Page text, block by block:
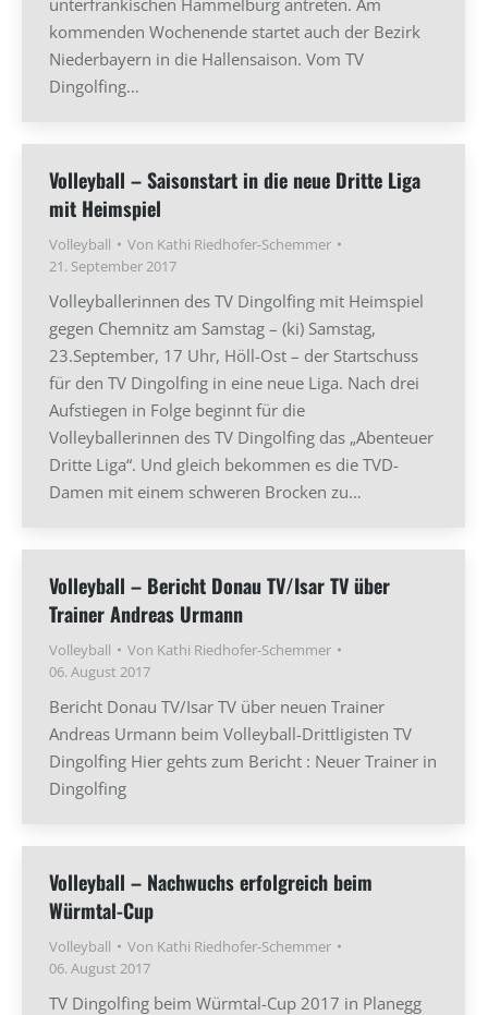
unterfränkischen Hammelburg antreten. Am
kommenden Wochenende startet auch der Bezirk
Niederbayern in die Hallensaison. Vom TV
Dingolfing…
Volleyball – Saisonstart in die neue Dritte Liga
mit Heimspiel
Volleyball Von Kathi Riedhofer-Schemmer
21. September 2017
Volleyballerinnen des TV Dingolfing mit Heimspiel
gegen Chemnitz am Samstag – (ki) Samstag,
23.September, 17 Uhr, Höll-Ost – der Startschuss
für den TV Dingolfing in eine neue Liga. Nach drei
Aufstiegen in Folge beginnt für die
Volleyballerinnen des TV Dingolfing das „Abenteuer
Dritte Liga“. Und gleich bekommen es die TVD-
Damen mit einem schweren Brocken zu…
Volleyball – Bericht Donau TV/Isar TV über
Trainer Andreas Urmann
Volleyball Von Kathi Riedhofer-Schemmer
06. August 2017
Bericht Donau TV/Isar TV über neuen Trainer
Andreas Urmann beim Volleyball-Drittligisten TV
Dingolfing Hier gehts zum Bericht : Neuer Trainer in
Dingolfing
Volleyball – Nachwuchs erfolgreich beim
Würmtal-Cup
Volleyball Von Kathi Riedhofer-Schemmer
06. August 2017
TV Dingolfing beim Würmtal-Cup 2017 in Planegg